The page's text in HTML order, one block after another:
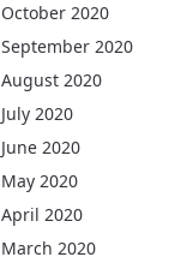
October 2020
September 2020
August 2020
July 2020
June 2020
May 2020
April 2020
March 2020